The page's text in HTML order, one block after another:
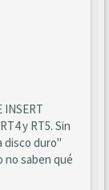
y RT5. Sin
disco duro"
no saben qué